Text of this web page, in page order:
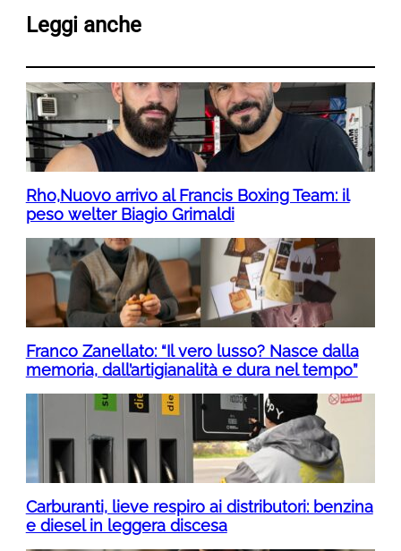
Leggi anche
Rho,Nuovo arrivo al Francis Boxing Team: il
peso welter Biagio Grimaldi
Franco Zanellato: “Il vero lusso? Nasce dalla
memoria, dall’artigianalità e dura nel tempo”
Carburanti, lieve respiro ai distributori: benzina
e diesel in leggera discesa